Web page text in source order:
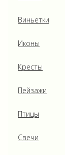
Виньетки
Иконы
Кресты
Пейзажи
Птицы
Свечи